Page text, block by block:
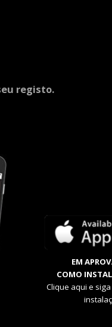
registo.
EM
COMO
Clique aqui e